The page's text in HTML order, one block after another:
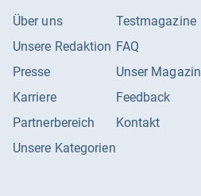
Über uns
Unsere Redaktion
Presse
Karriere
Partnerbereich
Unsere Kategorien
Testmagazine
FAQ
Unser Magazin
Feedback
Kontakt